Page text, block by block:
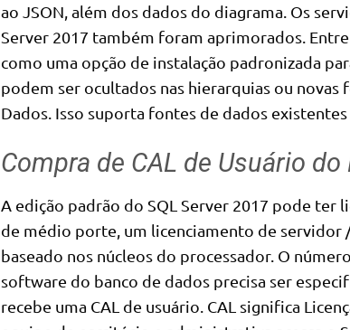
ao JSON, além dos dados do diagrama. Os
Server 2017 também foram aprimorados.
como uma opção de instalação padronizada
podem ser ocultados nas hierarquias ou
Dados. Isso suporta fontes de dados existentes
Compra de CAL de Usuário
A edição padrão do SQL Server 2017 pode ter
de médio porte, um licenciamento de servidor
baseado nos núcleos do processador. O
software do banco de dados precisa ser
recebe uma CAL de usuário. CAL significa